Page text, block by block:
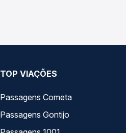
TOP VIAÇÕES
Passagens Cometa
Passagens Gontijo